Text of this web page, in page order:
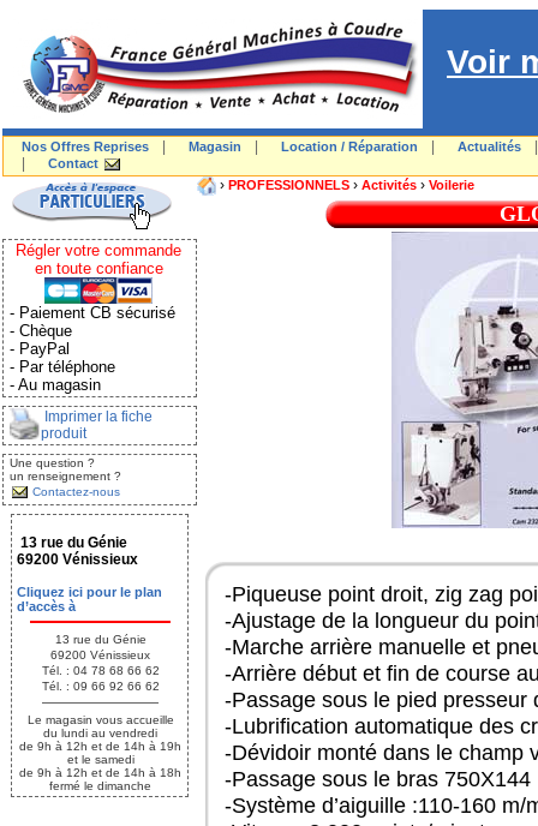
Voir
Nos Offres Reprises Magasin Location / Réparation Actualités
Contact
Régler votre commande
en toute confiance
- Paiement CB sécurisé
- Chèque
- PayPal
- Par téléphone
- Au magasin
Imprimer la fiche
produit
Une question ?
un renseignement ?
Contactez-nous
13 rue du Génie
69200 Vénissieux
Cliquez ici pour le plan
d’accès à
13 rue du Génie
69200 Vénissieux
Tél. : 04 78 68 66 62
Tél. : 09 66 92 66 62
Le magasin vous accueille
du lundi au vendredi
de 9h à 12h et de 14h à 19h
et le samedi
de 9h à 12h et de 14h à 18h
fermé le dimanche
› PROFESSIONNELS › Activités › Voilerie
-Piqueuse point droit, zig zag
-Ajustage de la longueur du
-Marche arrière manuelle et
-Arrière début et fin de course
-Passage sous le pied presseur
-Lubrification automatique des
-Dévidoir monté dans le champ
-Passage sous le bras 750X144
-Système d’aiguille :110-160 m/